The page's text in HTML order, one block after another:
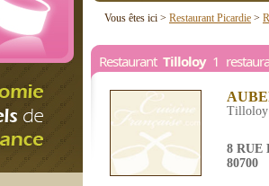
Vous êtes ici > Restaurant Picardie >
Restaurant Tilloloy1
Tilloloy
8 RUE
80700